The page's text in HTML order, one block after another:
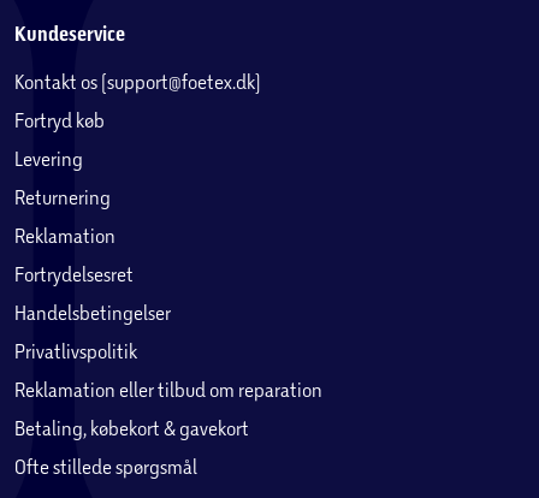
Kundeservice
Kontakt os (support@foetex.dk)
Fortryd køb
Levering
Returnering
Reklamation
Fortrydelsesret
Handelsbetingelser
Privatlivspolitik
Reklamation eller tilbud om reparation
Betaling, købekort & gavekort
Ofte stillede spørgsmål